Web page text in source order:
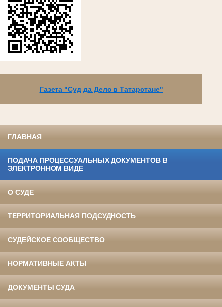
Газета "Суд да Дело в Татарстане"
ГЛАВНАЯ
ПОДАЧА ПРОЦЕССУАЛЬНЫХ ДОКУМЕНТОВ В
ЭЛЕКТРОННОМ ВИДЕ
О СУДЕ
ТЕРРИТОРИАЛЬНАЯ ПОДСУДНОСТЬ
СУДЕЙСКОЕ СООБЩЕСТВО
НОРМАТИВНЫЕ АКТЫ
ДОКУМЕНТЫ СУДА